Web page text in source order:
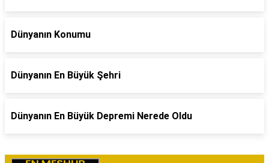
Dünyanın Konumu
Dünyanın En Büyük Şehri
Dünyanın En Büyük Depremi Nerede Oldu